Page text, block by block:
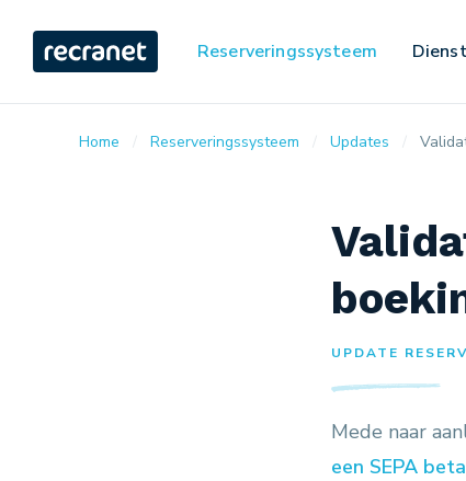
Reserveringssysteem
Home Reserveringssysteem Updates
UPDATE
Mede naar
een SEPA